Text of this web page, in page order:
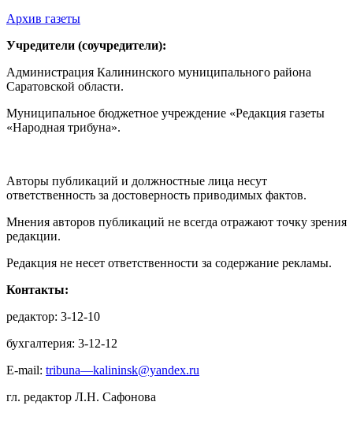
Архив газеты
Учредители (соучредители):
Администрация Калининского муниципального района
Саратовской области.
Муниципальное бюджетное учреждение «Редакция газеты
«Народная трибуна».
Авторы публикаций и должностные лица несут
ответственность за достоверность приводимых фактов.
Мнения авторов публикаций не всегда отражают точку зрения
редакции.
Редакция не несет ответственности за содержание рекламы.
Контакты:
редактор: 3-12-10
бухгалтерия: 3-12-12
E-mail: tribuna—kalininsk@yandex.ru
гл. редактор Л.Н. Сафонова